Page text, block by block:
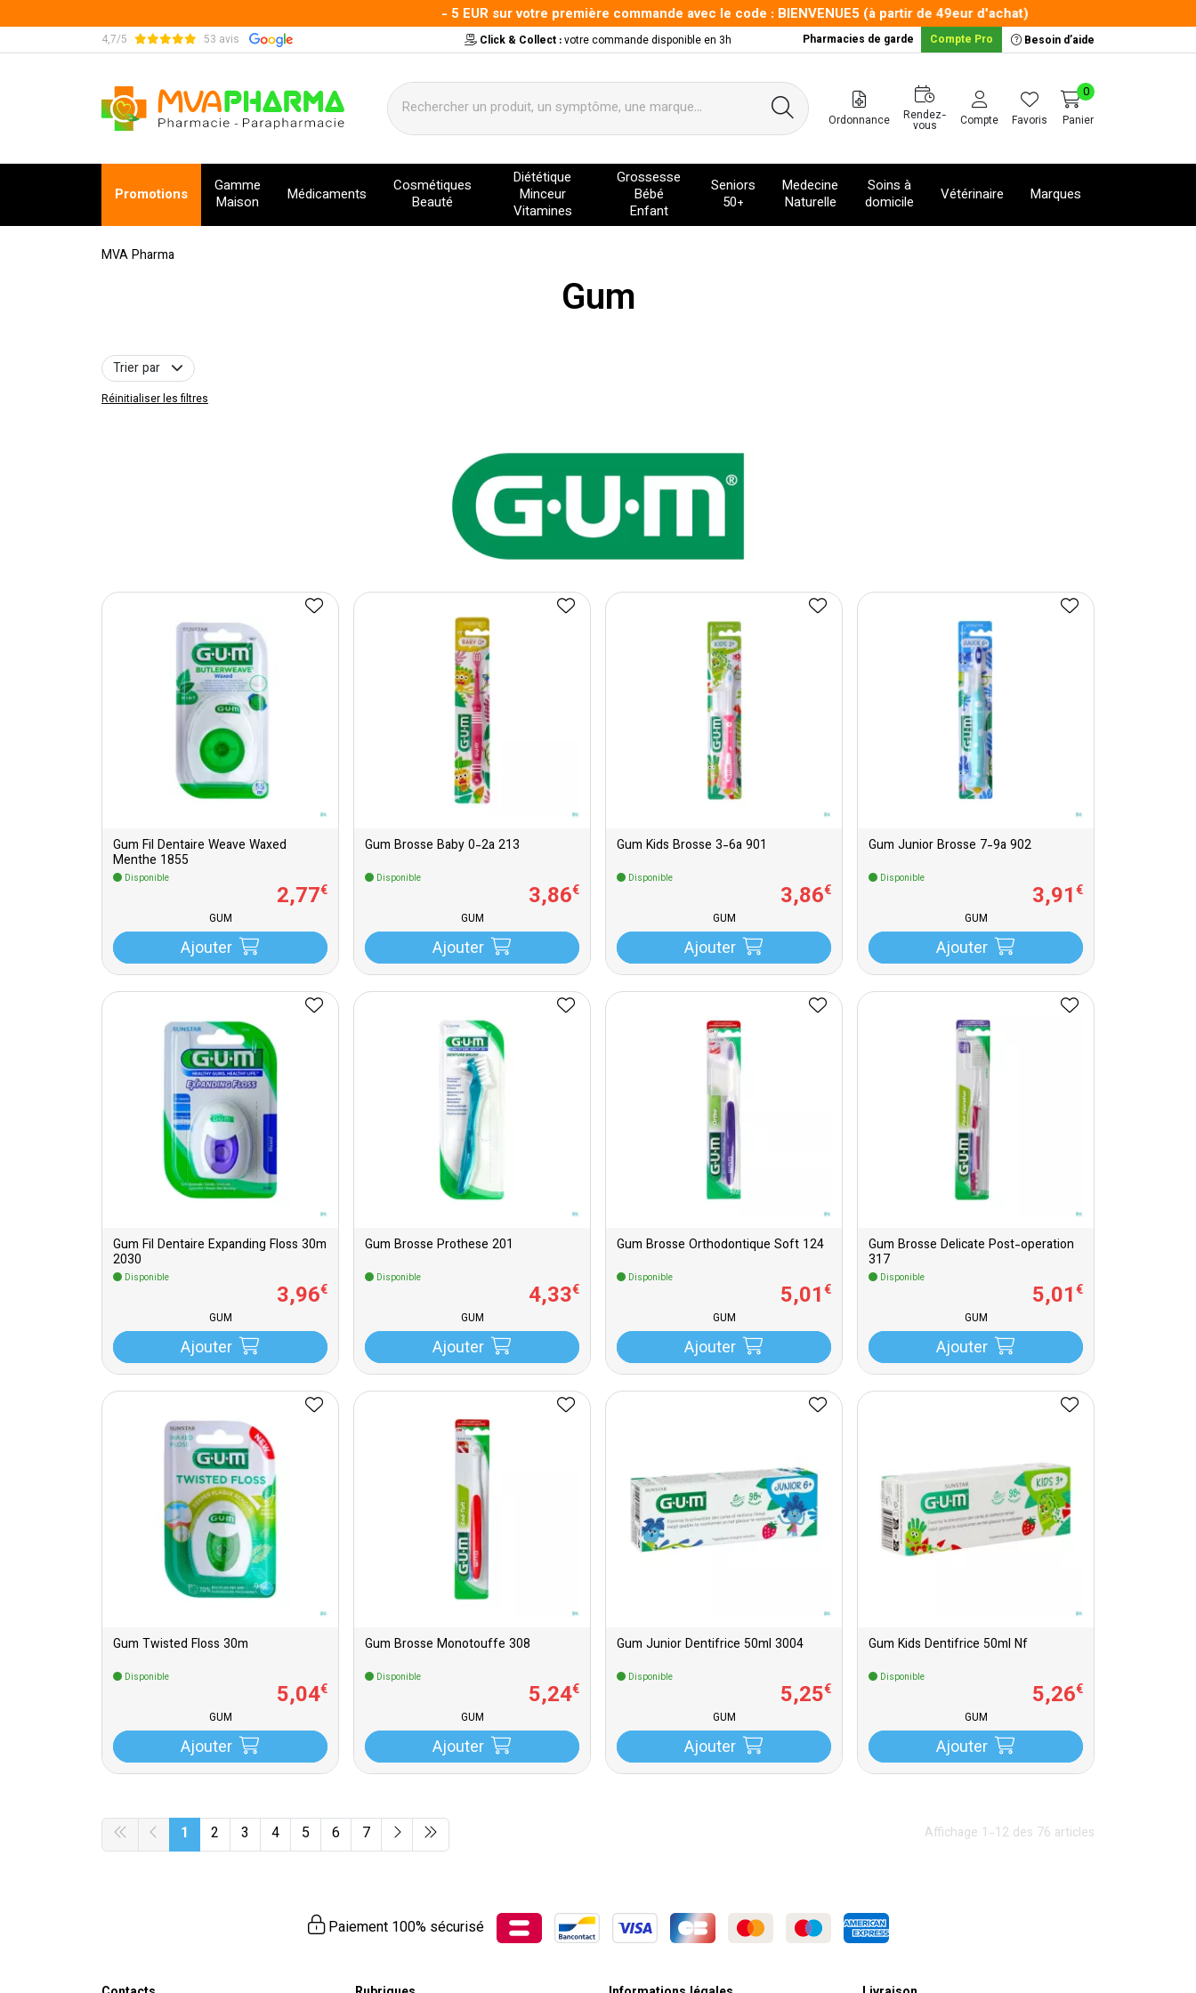
- 5 EUR sur votre première commande avec le code : BIENVENUE5 (à partir de 49eur d'achat)
4,7/5 53 avis Click & Collect :votre commande disponible en 3h Pharmacies de garde Compte Pro Besoin d’aide
MVA Pharma Votre pharmacie en ligne à votre service Ordonnance Rendez-
vous Compte Favoris Panier
0
Promotions
Gamme
Maison
Médicaments
Cosmétiques
Beauté
Diététique
Minceur
Vitamines
Grossesse
Bébé
Enfant
Seniors
50+
Medecine
Naturelle
Soins à
domicile
Vétérinaire Marques
MVA Pharma
Gum
Trier par
Réinitialiser les filtres
Gum Fil Dentaire Weave Waxed
Menthe 1855
Disponible
2,77€
GUM
Ajouter
Gum Brosse Baby 0-2a 213
Disponible
3,86€
GUM
Ajouter
Gum Kids Brosse 3-6a 901
Disponible
3,86€
GUM
Ajouter
Gum Junior Brosse 7-9a 902
Disponible
3,91€
GUM
Ajouter
Gum Fil Dentaire Expanding Floss 30m
2030
Disponible
3,96€
GUM
Ajouter
Gum Brosse Prothese 201
Disponible
4,33€
GUM
Ajouter
Gum Brosse Orthodontique Soft 124
Disponible
5,01€
GUM
Ajouter
Gum Brosse Delicate Post-operation
317
Disponible
5,01€
GUM
Ajouter
Gum Twisted Floss 30m
Disponible
5,04€
GUM
Ajouter
Gum Brosse Monotouffe 308
Disponible
5,24€
GUM
Ajouter
Gum Junior Dentifrice 50ml 3004
Disponible
5,25€
GUM
Ajouter
Gum Kids Dentifrice 50ml Nf
Disponible
5,26€
GUM
Ajouter
Affichage 1-12 des 76 articles
1 2 3 4 5 6 7
Paiement 100% sécurisé